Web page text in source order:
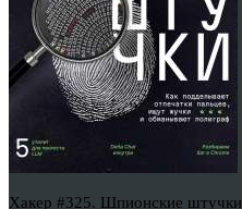
Хакер #325. Шпионские штучки